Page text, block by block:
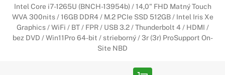
Intel Core i7-1265U (BNCH-13954b) / 14,0" FHD Matný Touch
WVA 300nits / 16GB DDR4 / M.2 PCIe SSD 512GB / Intel Iris Xe
Graphics / WiFi / BT / FPR / USB 3.2 / Thunderbolt 4 / HDMI /
bez DVD / Win11Pro 64-bit / strieborný / 3r (3r) ProSupport On-
Site NBD